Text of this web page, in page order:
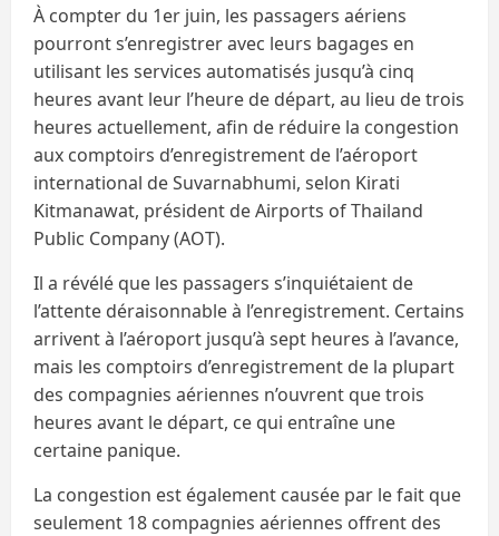
À compter du 1er juin, les passagers aériens
pourront s’enregistrer avec leurs bagages en
utilisant les services automatisés jusqu’à cinq
heures avant leur l’heure de départ, au lieu de trois
heures actuellement, afin de réduire la congestion
aux comptoirs d’enregistrement de l’aéroport
international de Suvarnabhumi, selon Kirati
Kitmanawat, président de Airports of Thailand
Public Company (AOT).
Il a révélé que les passagers s’inquiétaient de
l’attente déraisonnable à l’enregistrement. Certains
arrivent à l’aéroport jusqu’à sept heures à l’avance,
mais les comptoirs d’enregistrement de la plupart
des compagnies aériennes n’ouvrent que trois
heures avant le départ, ce qui entraîne une
certaine panique.
La congestion est également causée par le fait que
seulement 18 compagnies aériennes offrent des